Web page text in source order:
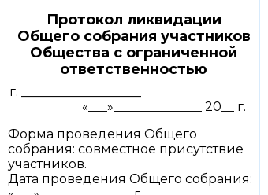
Протокол ликвидации
Общего собрания участников
Общества с ограниченной
ответственностью
г. ___________________
«___»______________ 20__ г.
Форма проведения Общего
собрания: совместное присутствие
участников.
Дата проведения Общего собрания: